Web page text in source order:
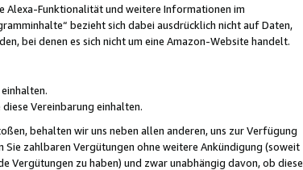
Alexa-Funktionalität und weitere Informationen im
bezieht sich dabei ausdrücklich nicht auf Daten,
bei denen es sich nicht um eine Amazon-Website handelt.
Vereinbarung einhalten.
behalten wir uns neben allen anderen, uns zur Verfügung
Sie zahlbaren Vergütungen ohne weitere Ankündigung (soweit
Vergütungen zu haben) und zwar unabhängig davon, ob diese